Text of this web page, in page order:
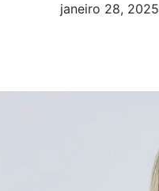
janeiro 28, 2025